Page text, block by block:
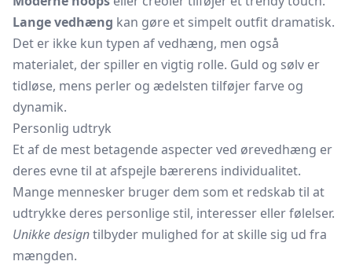
Lange vedhæng kan gøre et simpelt outfit dramatisk.
Det er ikke kun typen af vedhæng, men også
materialet, der spiller en vigtig rolle. Guld og sølv er
tidløse, mens perler og ædelsten tilføjer farve og
dynamik.
Personlig udtryk
Et af de mest betagende aspecter ved ørevedhæng er
deres evne til at afspejle bærerens individualitet.
Mange mennesker bruger dem som et redskab til at
udtrykke deres personlige stil, interesser eller følelser.
Unikke designtilbyder mulighed for at skille sig ud fra
mængden.